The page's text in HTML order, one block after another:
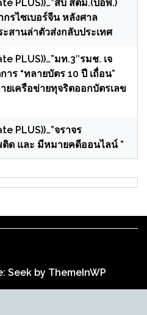
PLUS))…”สืบ สตม.(ปอพ.)
รไซเบอร์จีน หลังศาล
สานล่าตัวส่งกลับประเทศ
PLUS))…”มท.3″รมช. เจ
าร “ทลายบัตร 10 ปี เถื่อน”
เครือข่ายทุจริตออกบัตรเลข
PLUS))…”จราจร
ติด และ มีหมายคดีออนไลน์ ”
Seek by ThemeInWP